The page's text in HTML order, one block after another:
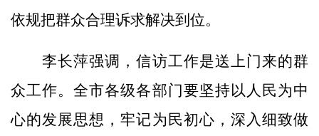
依规把群众合理诉求解决到位。
李长萍强调，信访工作是送上门来的群
众工作。全市各级各部门要坚持以人民为中
心的发展思想，牢记为民初心，深入细致做